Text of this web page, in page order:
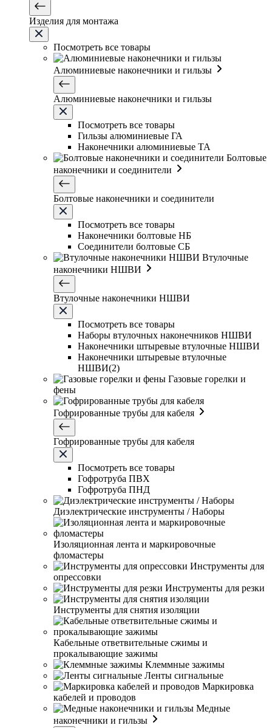
Изделия для монтажа
Посмотреть все товары
Алюминиевые наконечники и гильзы
Алюминиевые наконечники и гильзы
Посмотреть все товары
Гильзы алюминиевые ГА
Наконечники алюминиевые ТА
Болтовые
наконечники и соединители
Болтовые наконечники и соединители
Посмотреть все товары
Наконечники болтовые НБ
Соединители болтовые СБ
Втулочные
наконечники НШВИ
Втулочные наконечники НШВИ
Посмотреть все товары
Наборы втулочных наконечников НШВИ
Наконечники штыревые втулочные НШВИ
Наконечники штыревые втулочные
НШВИ(2)
Газовые горелки и
фены
Гофрированные трубы для кабеля
Гофрированные трубы для кабеля
Посмотреть все товары
Гофротруба ПВХ
Гофротруба ПНД
Диэлектрические инструменты / Наборы
Изоляционная лента и маркировочные
фломастеры
Инструменты для
опрессовки
Инструменты для резки
Инструменты для снятия изоляции
Кабельные ответвительные сжимы и
прокалывающие зажимы
Клеммные зажимы
Ленты сигнальные
Маркировка
кабелей и проводов
Медные
наконечники и гильзы